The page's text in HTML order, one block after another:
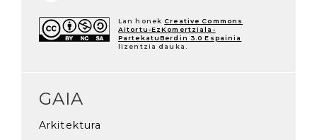
Lan honek Creative Commons
Aitortu-EzKomertziala-
PartekatuBerdin 3.0 Espainia
lizentzia dauka.
GAIA
Arkitektura